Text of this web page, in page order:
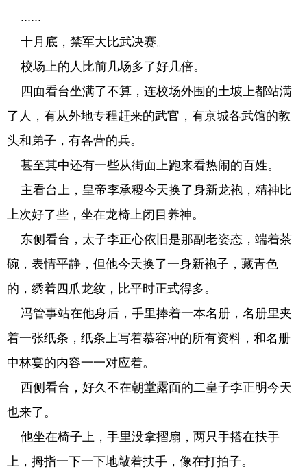
......
十月底，禁军大比武决赛。
校场上的人比前几场多了好几倍。
四面看台坐满了不算，连校场外围的土坡上都站满
了人，有从外地专程赶来的武官，有京城各武馆的教
头和弟子，有各营的兵。
甚至其中还有一些从街面上跑来看热闹的百姓。
主看台上，皇帝李承稷今天换了身新龙袍，精神比
上次好了些，坐在龙椅上闭目养神。
东侧看台，太子李正心依旧是那副老姿态，端着茶
碗，表情平静，但他今天换了一身新袍子，藏青色
的，绣着四爪龙纹，比平时正式得多。
冯管事站在他身后，手里捧着一本名册，名册里夹
着一张纸条，纸条上写着慕容冲的所有资料，和名册
中林宴的内容一一对应着。
西侧看台，好久不在朝堂露面的二皇子李正明今天
也来了。
他坐在椅子上，手里没拿摺扇，两只手搭在扶手
上，拇指一下一下地敲着扶手，像在打拍子。